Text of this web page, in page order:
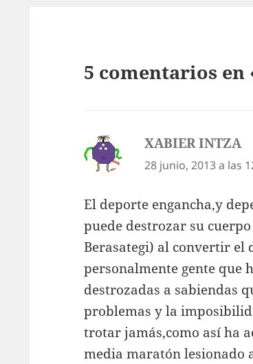
5 comentarios
XABIER INTZA
28 junio, 2013 a las
El deporte engancha,y
puede destrozar su
Berasategi) al convertir el
personalmente gente que
destrozadas a sabiendas
problemas y la
trotar jamás,como así ha
media maratón lesionado